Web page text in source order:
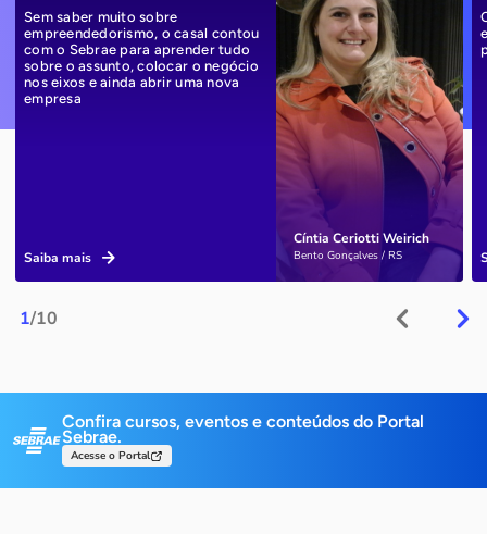
1/10
Cíntia Ceriotti Weirich
Bento Gonçalves / RS
Sem saber muito sobre
empreendedorismo, o casal contou
com o Sebrae para aprender tudo
sobre o assunto, colocar o negócio
nos eixos e ainda abrir uma nova
empresa
Saiba mais
Confira cursos, eventos e conteúdos do Portal
Sebrae.
Acesse o Portal